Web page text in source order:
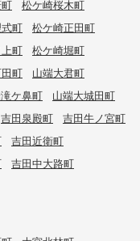
松ケ崎桜木町
町
松ケ崎正田町
町
松ケ崎堀町
町
山端大君町
ケ鼻町
山端大城田町
吉田泉殿町
吉田牛ノ宮町
吉田近衛町
吉田中大路町